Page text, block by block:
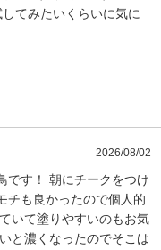
てみたいくらいに気に
2026/08/02
です！ 朝にチークをつけ
チも良かったので個人的
いて塗りやすいのもお気
と濃くなったのでそこは